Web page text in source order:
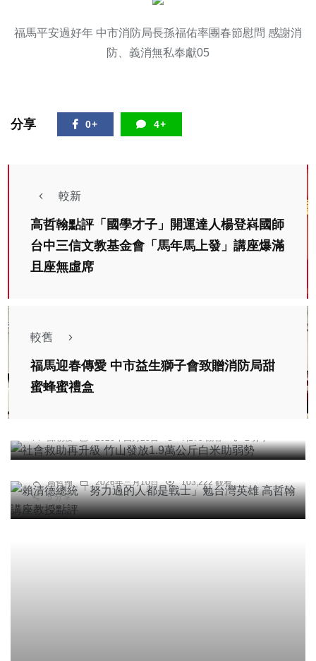
福馬平安過好年 中市消防局長孫福佑率團春節慰問 感謝消
防、義消無私奉獻05
分享 0+ 4+
較新
高哲翰點評「國學才子」開運達人楊登嵙國師
台中三信文教基金會「馬年馬上發」講座爆滿
且座無虛席
較舊
福馬迎春傳愛 中市益生獅子會致贈消防局甜
蜜蜂蜜禮盒
陳朝枝 2026年四月23日 7,175 觀看 2 分享
賴清德總統「努力過的人都是戰士」勉台灣英雄 高
高哲翰 2026年三月10日
103,222 觀看
5 分享